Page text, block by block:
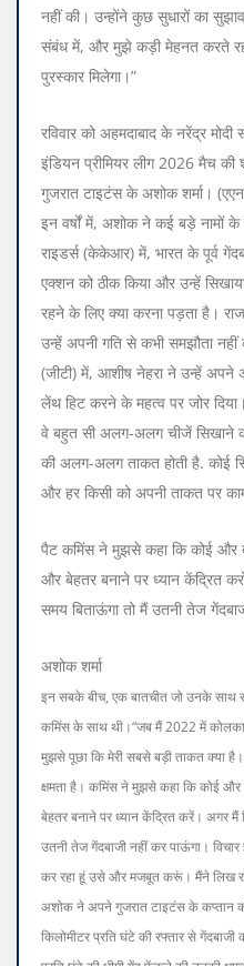
नहीं की। उन्होंने कुछ सुधारों का
संबंध में, और मुझे कड़ी मेहनत करते
पुरस्कार मिलेगा।”
रविवार को अहमदाबाद के नरेंद्र
इंडियन प्रीमियर लीग 2026 मैच
गुजरात टाइटंस के अशोक शर्मा।
इन वर्षों में, अशोक ने कई बड़े नामों
राइडर्स (केकेआर) में, भारत के पूर्व
एक्शन को ठीक किया और उन्हें
रहने के लिए क्या करना पड़ता है।
उन्हें अपनी गति से कभी समझौता
(जीटी) में, आशीष नेहरा ने उन्हें अपने
लेंथ हिट करने के महत्व पर जोर दिया।
वे बहुत सी अलग-अलग चीजें सिखाने
की अलग-अलग ताकत होती है. कोई
और हर किसी को अपनी ताकत पर
पैट कमिंस ने मुझसे कहा कि कोई
और बेहतर बनाने पर ध्यान केंद्रित
समय बिताऊंगा तो मैं उतनी तेज
अशोक शर्मा
इन सबके बीच, एक बातचीत जो उनके
कमिंस के साथ थी।“जब मैं 2022 में
मुझसे पूछा कि मेरी सबसे बड़ी ताकत क्या
क्षमता है। कमिंस ने मुझसे कहा कि कोई
बेहतर बनाने पर ध्यान केंद्रित करें। अगर
उतनी तेज गेंदबाजी नहीं कर पाऊंगा।
कर रहा हूं उसे और मजबूत करूं। मैंने लिख
अशोक ने अपने गुजरात टाइटंस के कप्तान
किलोमीटर प्रति घंटे की रफ्तार से